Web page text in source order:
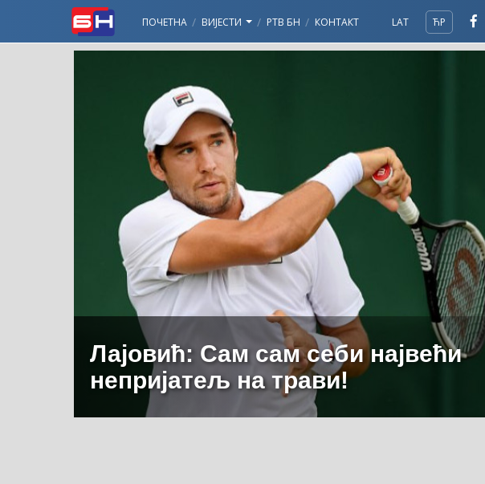
ПОЧЕТНА ВИЈЕСТИ РТВ БН КОНТАКТ LAT ЋР
Лајовић: Сам сам себи највећи
непријатељ на трави!